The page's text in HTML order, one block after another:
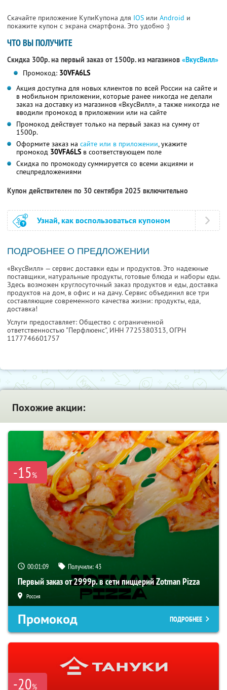
Скачайте приложение КупиКупона для IOS или Android и
покажите купон с экрана смартфона. Это удобно :)
ЧТО ВЫ ПОЛУЧИТЕ
Скидка 300р. на первый заказ от 1500р. из магазинов «ВкусВилл»
Промокод: 30VFA6LS
Акция доступна для новых клиентов по всей России на сайте и
в мобильном приложении, которые ранее никогда не делали
заказ на доставку из магазинов «ВкусВилл», а также никогда не
вводили промокод в приложении или на сайте
Промокод действует только на первый заказ на сумму от
1500р.
Оформите заказ на сайте или в приложении, укажите
промокод 30VFA6LS в соответствующем поле
Скидка по промокоду суммируется со всеми акциями и
спецпредложениями
Купон действителен по 30 сентября 2025 включительно
Узнай, как воспользоваться купоном
ПОДРОБНЕЕ О ПРЕДЛОЖЕНИИ
«ВкусВилл» — сервис доставки еды и продуктов. Это надежные
поставщики, натуральные продукты, готовые блюда и наборы еды.
Здесь возможен круглосуточный заказ продуктов и еды, доставка
продуктов на дом, в офис и на дачу. Сервис объединил все три
составляющие современного качества жизни: продукты, еда,
доставка!
Услуги предоставляет: Общество с ограниченной
ответственностью "Перфлюенс", ИНН 7725380313, ОГРН
1177746601757
Похожие акции:
-15%
00:01:08 Получили:43
Первый заказ от 2999р. в сети пиццерий Zotman Pizza
Россия
Промокод ПОДРОБНЕЕ
-20%